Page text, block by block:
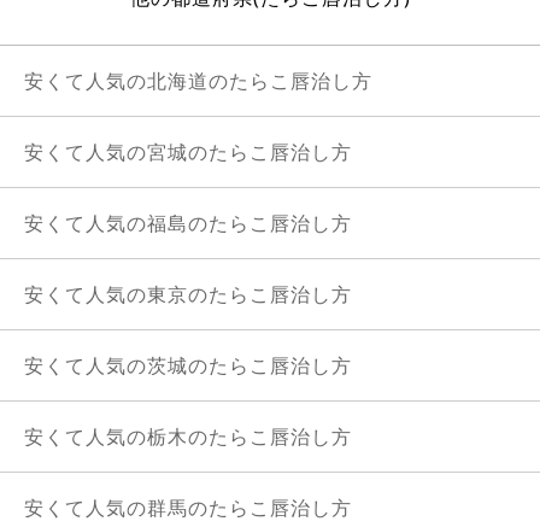
安くて人気の北海道のたらこ唇治し方
安くて人気の宮城のたらこ唇治し方
安くて人気の福島のたらこ唇治し方
安くて人気の東京のたらこ唇治し方
安くて人気の茨城のたらこ唇治し方
安くて人気の栃木のたらこ唇治し方
安くて人気の群馬のたらこ唇治し方